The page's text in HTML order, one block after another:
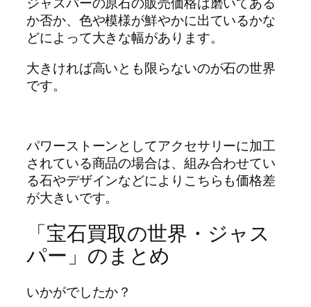
か否か、色や模様が鮮やかに出ているかな
どによって大きな幅があります。
大きければ高いとも限らないのが石の世界
です。
パワーストーンとしてアクセサリーに加工
されている商品の場合は、組み合わせてい
る石やデザインなどによりこちらも価格差
が大きいです。
「宝石買取の世界・ジャス
パー」のまとめ
いかがでしたか？